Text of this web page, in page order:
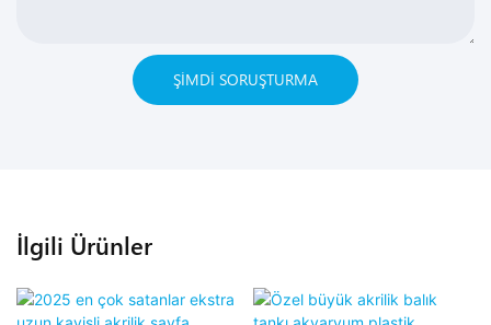
ŞIMDI SORUŞTURMA
İlgili Ürünler